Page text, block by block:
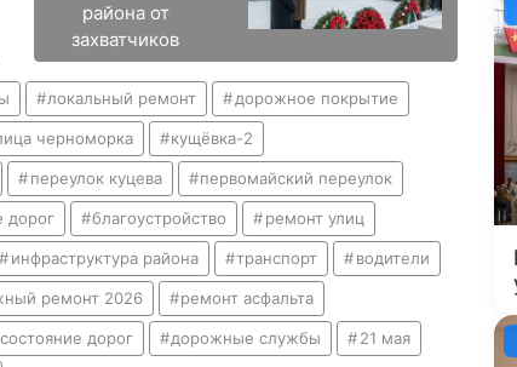
района от
захватчиков
локальный ремонт дорожное покрытие
черноморка кущёвка-2
переулок куцева первомайский переулок
дорог благоустройство ремонт улиц
инфраструктура района транспорт водители
ремонт 2026 ремонт асфальта
состояние дорог дорожные службы 21 мая